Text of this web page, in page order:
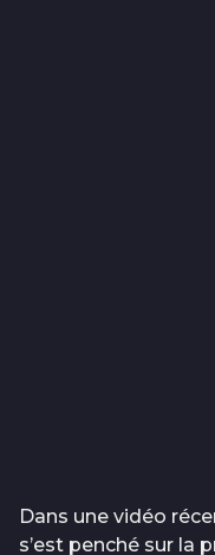
Dans une vidéo
s’est penché sur la